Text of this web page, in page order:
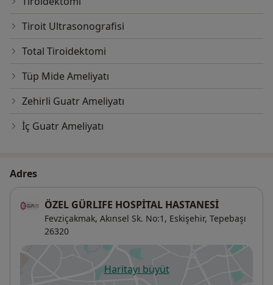
Tiroit Ultrasonografisi
Total Tiroidektomi
Tüp Mide Ameliyatı
Zehirli Guatr Ameliyatı
İç Guatr Ameliyatı
Adres
ÖZEL GÜRLIFE HOSPİTAL HASTANESİ
Fevziçakmak, Akınsel Sk. No:1, Eskişehir, Tepebaşı
26320
Haritayı büyütyeni bir sekmede açılır